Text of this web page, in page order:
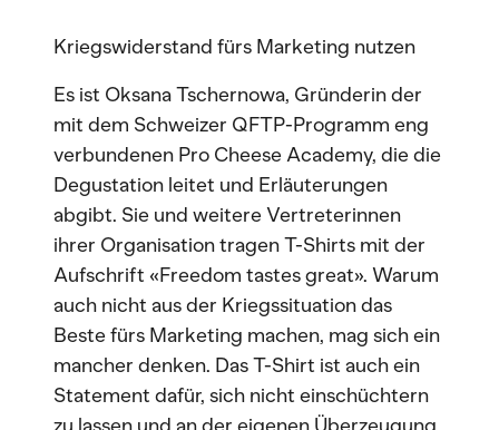
Kriegswiderstand fürs Marketing nutzen
Es ist Oksana Tschernowa, Gründerin der
mit dem Schweizer QFTP-Programm eng
verbundenen Pro Cheese Academy, die die
Degustation leitet und Erläuterungen
abgibt. Sie und weitere Vertreterinnen
ihrer Organisation tragen T-Shirts mit der
Aufschrift «Freedom tastes great». Warum
auch nicht aus der Kriegssituation das
Beste fürs Marketing machen, mag sich ein
mancher denken. Das T-Shirt ist auch ein
Statement dafür, sich nicht einschüchtern